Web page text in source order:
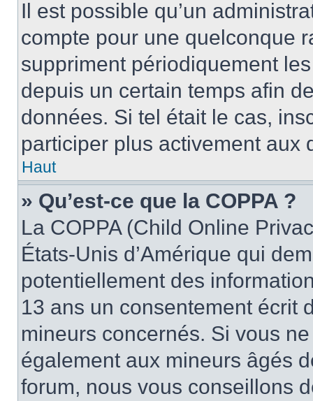
Il est possible qu’un
compte pour une quelconque
suppriment périodiquement
depuis un certain temps afin
données. Si tel était le cas,
participer plus activement aux
Haut
» Qu’est-ce que la COPPA ?
La COPPA (Child Online
États-Unis d’Amérique qui
potentiellement des
13 ans un consentement écrit
mineurs concernés. Si vous
également aux mineurs âgés
forum, nous vous conseillons